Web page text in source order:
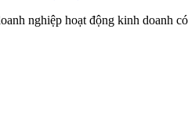
nghiệp hoạt động kinh doanh có